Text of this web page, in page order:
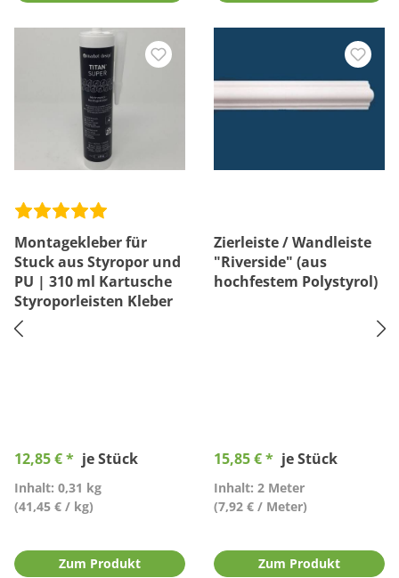
Montagekleber für
Stuck aus Styropor und
PU | 310 ml Kartusche
Styroporleisten Kleber
12,85 € * je Stück
Inhalt: 0,31 kg
(41,45 € / kg)
Zum Produkt
Zierleiste / Wandleiste
"Riverside" (aus
hochfestem Polystyrol)
15,85 € * je Stück
Inhalt: 2 Meter
(7,92 € / Meter)
Zum Produkt